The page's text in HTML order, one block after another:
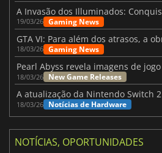
19/03/26 Gaming News
18/03/26 Gaming News
18/03/26 New Game Releases
18/03/26 Notícias de Hardware
NOTÍCIAS, OPORTUNIDADES